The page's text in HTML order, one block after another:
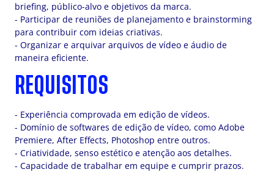
briefing, público-alvo e objetivos da marca.
- Participar de reuniões de planejamento e brainstorming
para contribuir com ideias criativas.
- Organizar e arquivar arquivos de vídeo e áudio de
maneira eficiente.
REQUISITOS
- Experiência comprovada em edição de vídeos.
- Domínio de softwares de edição de vídeo, como Adobe
Premiere, After Effects, Photoshop entre outros.
- Criatividade, senso estético e atenção aos detalhes.
- Capacidade de trabalhar em equipe e cumprir prazos.